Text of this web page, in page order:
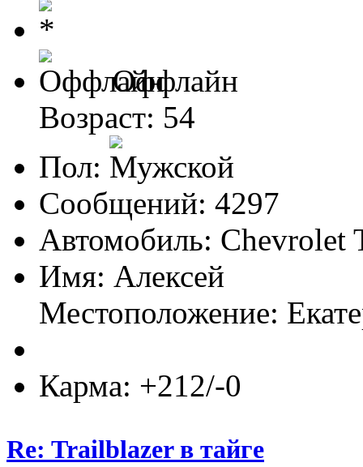
Оффлайн
Возраст: 54
Пол:
Сообщений: 4297
Автомобиль: Chevrolet
Имя: Алексей
Местоположение:
Карма: +212/-0
Re: Trailblazer в тайге